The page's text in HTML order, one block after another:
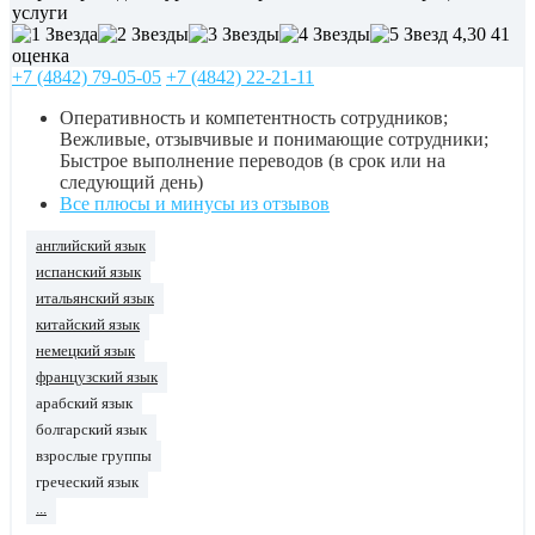
услуги
4,30 41
оценка
+7 (4842) 79-05-05 +7 (4842) 22-21-11
Оперативность и компетентность сотрудников;
Вежливые, отзывчивые и понимающие сотрудники;
Быстрое выполнение переводов (в срок или на
следующий день)
Все плюсы и минусы из отзывов
английский язык
испанский язык
итальянский язык
китайский язык
немецкий язык
французский язык
арабский язык
болгарский язык
взрослые группы
греческий язык